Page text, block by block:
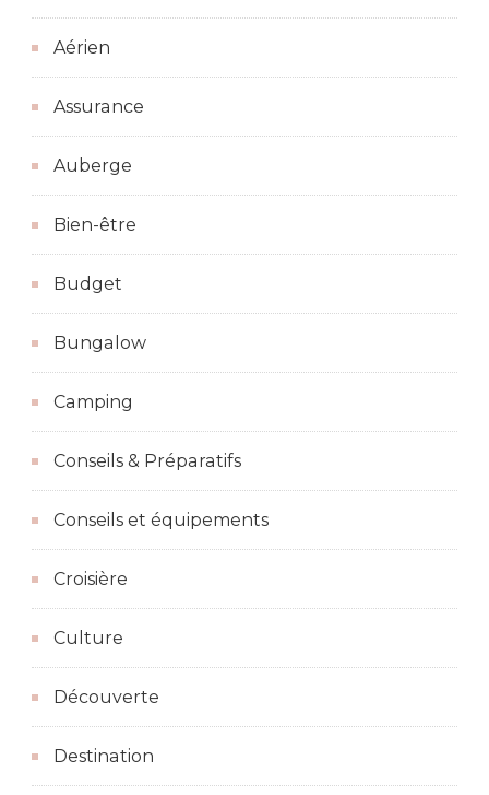
Aérien
Assurance
Auberge
Bien-être
Budget
Bungalow
Camping
Conseils & Préparatifs
Conseils et équipements
Croisière
Culture
Découverte
Destination